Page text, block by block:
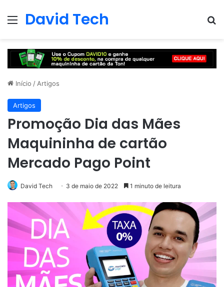
Menu
David Tech
Início / Artigos
Artigos
Promoção Dia das Mães
Maquininha de cartão
Mercado Pago Point
David Tech 3 de maio de 2022 1 minuto de leitura